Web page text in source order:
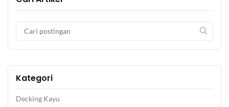
Kategori
Decking Kayu